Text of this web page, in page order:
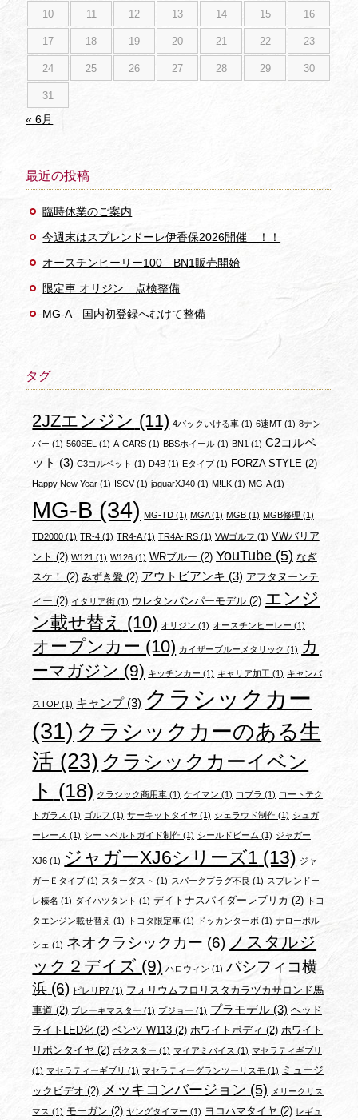
10 11 12 13 14 15 16
17 18 19 20 21 22 23
24 25 26 27 28 29 30
31
« 6月
最近の投稿
臨時休業のご案内
今週末はスプレンドーレ伊香保2026開催 ！！
オースチンヒーリー100 BN1販売開始
限定車 オリジン 点検整備
MG-A 国内初登録へむけて整備
タグ
2JZエンジン (11) 4バックいける車 (1) 6速MT (1) 8ナン
バー (1) 560SEL (1) A-CARS (1) BBSホイール(1) BN1 (1) C2コルベ
ット (3) C3コルベット (1) D4B (1) Eタイプ(1) FORZA STYLE (2)
Happy New Year (1) ISCV(1) jaguarXJ40(1) M!LK(1) MG-A(1)
MG-B (34) MG-TD (1) MGA(1) MGB (1) MGB修理 (1)
TD2000 (1) TR-4 (1) TR4-A(1) TR4A-IRS(1) VWゴルフ (1) VWバリア
ント (2) W121 (1) W126 (1) WRブルー (2) YouTube(5) なぎ
スケ！ (2) みずき愛 (2) アウトビアンキ (3) アフタヌーンテ
ィー (2) イタリア街 (1) ウレタンバンパーモデル (2) エンジ
ン載せ替え (10) オリジン (1) オースチンヒーレー (1)
オープンカー (10) カイザーブルーメタリック (1) カ
ーマガジン (9) キッチンカー (1) キャリア加工 (1) キャンバ
スTOP (1) キャンプ(3) クラシックカー
(31) クラシックカーのある生
活 (23) クラシックカーイベン
ト (18) クラシック商用車 (1) ケイマン (1) コブラ (1) コートテク
トガラス (1) ゴルフ (1) サーキットタイヤ (1) シェラウド制作(1) シュガ
ーレース (1) シートベルトガイド制作 (1) シールドビーム (1) ジャガー
XJ6 (1) ジャガーXJ6シリーズ1 (13) ジャ
ガーＥタイプ(1) スターダスト (1) スパークプラグ不良 (1) スプレンドー
レ榛名 (1) ダイハツタント (1) デイトナスパイダーレプリカ (2) トヨ
タエンジン載せ替え (1) トヨタ限定車 (1) ドッカンターボ (1) ナローポル
シェ (1) ネオクラシックカー (6) ノスタルジ
ック２デイズ (9) ハロウィン (1) パシフィコ横
浜 (6) ピレリP7 (1) フォリウムフロリスタカラヅカサロンド馬
車道 (2) ブレーキマスター (1) プジョー (1) プラモデル (3) ヘッド
ライトLED化 (2) ベンツ W113 (2) ホワイトボディ (2) ホワイト
リボンタイヤ (2) ボクスター (1) マイアミバイス (1) マセラティギブリ
(1) マセラティーギブリ (1) マセラティーグランツーリスモ (1)
ミュージ
ックビデオ (2) メッキコンバージョン (5) メリークリス
マス (1) モーガン (2) ヤングタイマー (1) ヨコハマタイヤ (2) レギュ